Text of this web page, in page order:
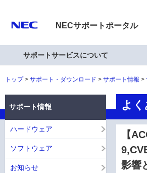
NECサポートポータル
サポートサービスについて
トップ サポート・ダウンロード サポート情報
よ
【
影響
サポート情報
ハードウェア
ソフトウェア
お知らせ